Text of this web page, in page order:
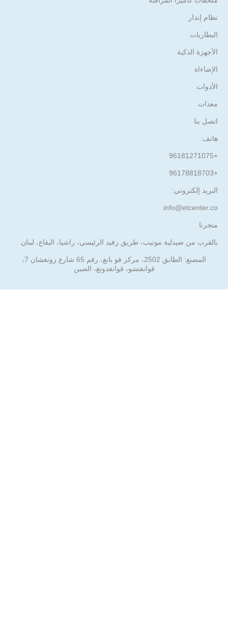
نظام إنذار
البطاريات
الأجهزة الذكية
الإضاءاة
الأدوات
معدات
اتصل بنا
هاتف:
+96181271075
+96178818703
البريد إلكتروني:
info@etcenter.co
متجرنا
بالقرب من صيدلية مونيب، طريق رفيد الرئيسي، راشيا، البقاع، لبنان
المصنع: الطابق 2502، مركز فو بانغ، رقم 65 شارع زونغشان 7،
قوانغتشو، قوانغدونغ، الصين